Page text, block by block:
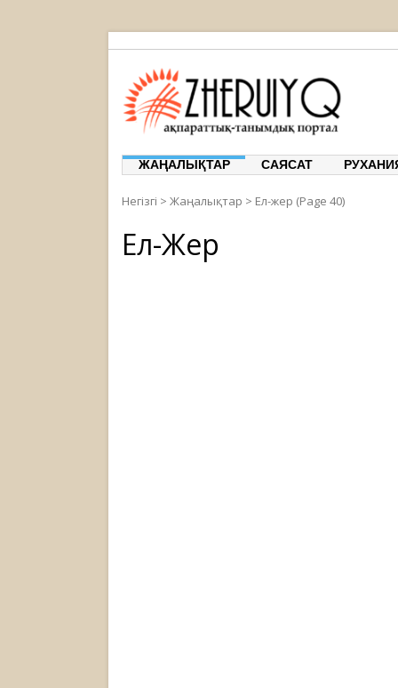
ЖАҢАЛЫҚТАР САЯСАТ
Негізгі > Жаңалықтар > Ел-жер (Page 40)
Ел-Жер